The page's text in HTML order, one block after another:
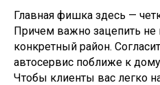
Главная фишка здесь —
Причем важно зацепить не
конкретный район.
автосервис поближе к
Чтобы клиенты вас легко